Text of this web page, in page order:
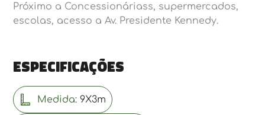
Próximo a Concessionáriass, supermercados,
escolas, acesso a Av. Presidente Kennedy.
Especificações
Medida: 9X3m